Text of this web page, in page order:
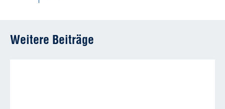
Weitere Beiträge